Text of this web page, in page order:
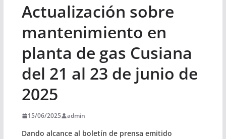
Actualización sobre
mantenimiento en
planta de gas Cusiana
del 21 al 23 de junio de
2025
15/06/2025 admin
Dando alcance al boletín de prensa emitido